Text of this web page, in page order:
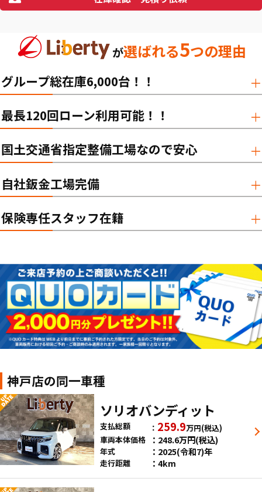
が選ばれる5つの理由
グループ総在庫6,000台！！
最長120回ローン利用可能！！
国土交通省指定整備工場なので安心
自社鈑金工場完備
保険専任スタッフ在籍
神戸店の同一車種
ソリオバンディット
支払総額 259.9万円(税込)
車両本体価格
248.6万円(税込)
年式 2025(令和7)年
走行距離 4km